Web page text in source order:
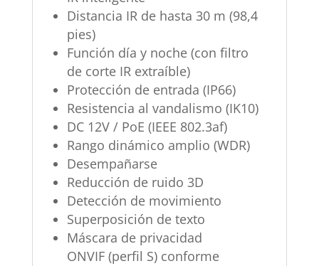
Distancia IR de hasta 30 m (98,4
pies)
Función día y noche (con filtro
de corte IR extraíble)
Protección de entrada (IP66)
Resistencia al vandalismo (IK10)
DC 12V / PoE (IEEE 802.3af)
Rango dinámico amplio (WDR)
Desempañarse
Reducción de ruido 3D
Detección de movimiento
Superposición de texto
Máscara de privacidad
ONVIF (perfil S) conforme